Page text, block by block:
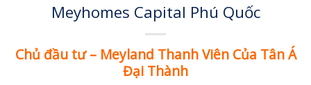
Meyhomes Capital Phú Quốc
Chủ đầu tư – Meyland Thanh Viên Của Tân Á
Đại Thành